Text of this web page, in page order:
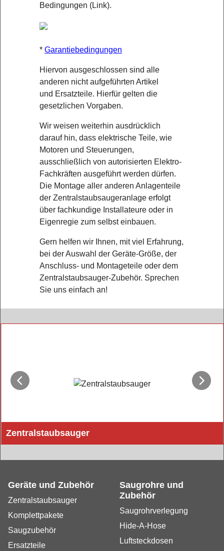
Bedingungen (Link).
* Garantiebedingungen
Hiervon ausgeschlossen sind alle
anderen nicht aufgeführten Artikel
und Ersatzteile. Hierfür gelten die
gesetzlichen Vorgaben.
Wir weisen weiterhin ausdrücklich
darauf hin, dass elektrische Teile, wie
Motoren und Steuerungen,
ausschließlich von autorisierten Elektro-
Fachkräften ausgeführt werden dürfen.
Die Montage aller anderen Anlagenteile
der Zentralstaubsaugeranlage erfolgt
über fachkundige Installateure oder in
Eigenregie zum selbst einbauen.
Gern helfen wir Ihnen, mit viel Erfahrung,
bei der Auswahl der Geräte-Größe, der
Anschluss- und Montageteile oder dem
Zentralstaubsauger-Zubehör. Sprechen
Sie uns einfach an!
Zentralstaubsauger
Geräte und Zubehör
Zentralstaubsauger
Komplettpakete
Saugzubehör
Ersatzteile
Saugrohre und
Zubehör
Saugrohrverlegung
Hide-A-Hose
Luftsteckdosen